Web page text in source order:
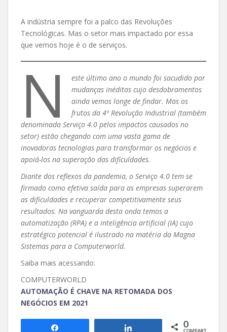
A indústria sempre foi a palco das Revoluções
Tecnológicas. Mas o setor mais impactado por essa
que vemos hoje é o de serviços.
N
este último ano o mundo foi sacudido por
mudanças inéditas cujo desdobramentos
ainda vemos longe de findar. Mas os
frutos da 4ª Revolução Industrial (também
denominada Serviço 4.0 pelos impactos causados no
setor) estão chegando com uma vasta gama de
inovadoras tecnologias para transformar os negócios e
apoiá-los na superação das dificuldades.
Diante dos reflexos da pandemia, o Serviço 4.0 tem se
firmado como efetiva saída para as empresas superarem
as dificuldades e recuperar competitivamente seus
resultados. Na vanguarda desta onda temos a
automatização (RPA) e a inteligência artificial (IA) cujo
estratégico potencial é ilustrado na matéria da Magna
Sistemas para a Computerworld.
Saiba mais acessando:
COMPUTERWORLD
AUTOMAÇÃO É CHAVE NA RETOMADA DOS
NEGÓCIOS EM 2021
Compartilhar 0
COMPART.